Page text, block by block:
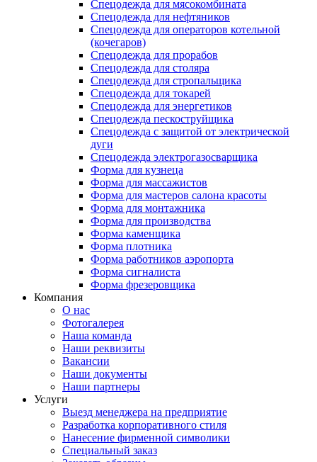
Спецодежда для мясокомбината
Спецодежда для нефтяников
Спецодежда для операторов котельной
(кочегаров)
Спецодежда для прорабов
Спецодежда для столяра
Спецодежда для стропальщика
Спецодежда для токарей
Спецодежда для энергетиков
Спецодежда пескоструйщика
Спецодежда с защитой от электрической
дуги
Спецодежда электрогазосварщика
Форма для кузнеца
Форма для массажистов
Форма для мастеров салона красоты
Форма для монтажника
Форма для производства
Форма каменщика
Форма плотника
Форма работников аэропорта
Форма сигналиста
Форма фрезеровщика
Компания
О нас
Фотогалерея
Наша команда
Наши реквизиты
Вакансии
Наши документы
Наши партнеры
Услуги
Выезд менеджера на предприятие
Разработка корпоративного стиля
Нанесение фирменной символики
Специальный заказ